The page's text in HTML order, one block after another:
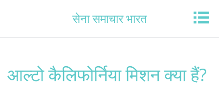
सेना समाचार भारत
आल्टो कैलिफोर्निया मिशन क्या हैं?